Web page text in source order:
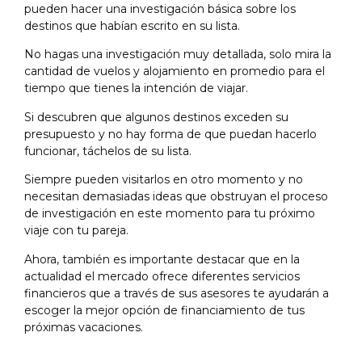
pueden hacer una investigación básica sobre los
destinos que habían escrito en su lista.
No hagas una investigación muy detallada, solo mira la
cantidad de vuelos y alojamiento en promedio para el
tiempo que tienes la intención de viajar.
Si descubren que algunos destinos exceden su
presupuesto y no hay forma de que puedan hacerlo
funcionar, táchelos de su lista.
Siempre pueden visitarlos en otro momento y no
necesitan demasiadas ideas que obstruyan el proceso
de investigación en este momento para tu próximo
viaje con tu pareja.
Ahora, también es importante destacar que en la
actualidad el mercado ofrece diferentes servicios
financieros que a través de sus asesores te ayudarán a
escoger la mejor opción de financiamiento de tus
próximas vacaciones.